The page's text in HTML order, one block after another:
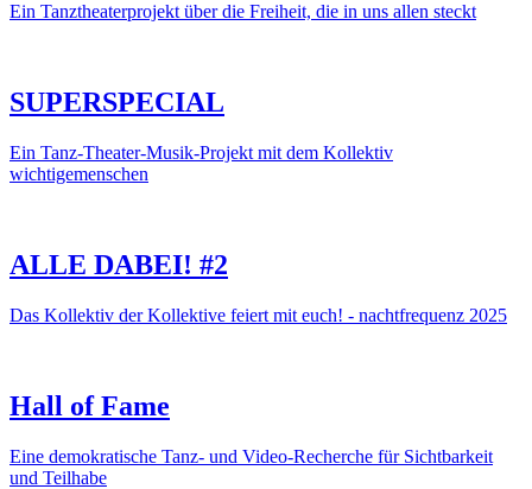
Ein Tanztheaterprojekt über die Freiheit, die in uns allen steckt
SUPERSPECIAL
Ein Tanz-Theater-Musik-Projekt mit dem Kollektiv
wichtigemenschen
ALLE DABEI! #2
Das Kollektiv der Kollektive feiert mit euch! - nachtfrequenz 2025
Hall of Fame
Eine demokratische Tanz- und Video-Recherche für Sichtbarkeit
und Teilhabe